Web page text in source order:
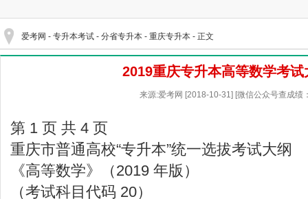
爱考网 - 专升本考试 - 分省专升本 - 重庆专升本 - 正文
2019重庆专升本高等数学考试
来源:爱考网 [2018-10-31] [微信公众号查成绩
第 1 页 共 4 页
重庆市普通高校“专升本”统一选拔考试大纲
《高等数学》（2019 年版）
（考试科目代码 20）